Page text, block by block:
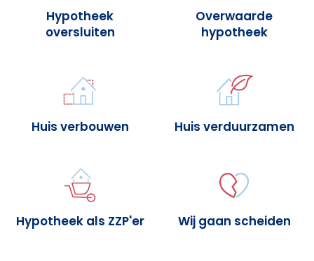
Hypotheek
oversluiten
Overwaarde
hypotheek
Huis verbouwen Huis verduurzamen
Hypotheek als ZZP'er Wij gaan scheiden